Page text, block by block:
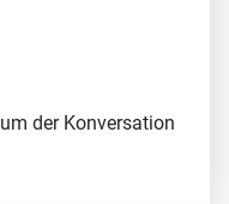
um der Konversation